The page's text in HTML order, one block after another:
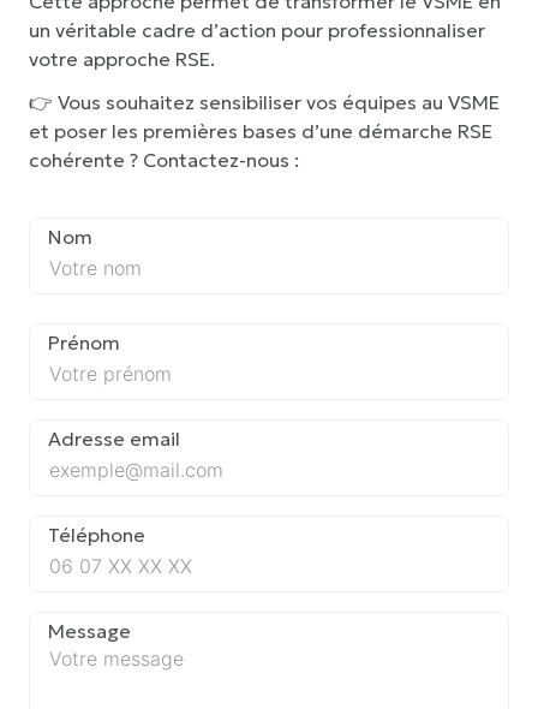
un véritable cadre d’action pour professionnaliser
votre approche RSE.
👉 Vous souhaitez sensibiliser vos équipes au VSME
et poser les premières bases d’une démarche RSE
cohérente ? Contactez-nous :
Nom
Prénom
Adresse email
Téléphone
Message